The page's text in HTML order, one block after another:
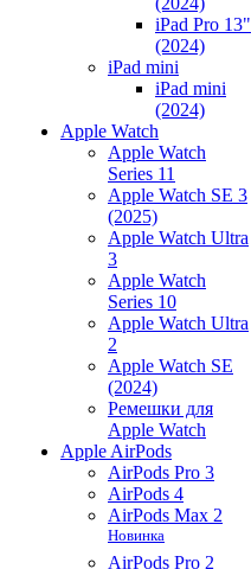
iPad Pro 13"
(2024)
iPad mini
iPad mini
(2024)
Apple Watch
Apple Watch
Series 11
Apple Watch SE 3
(2025)
Apple Watch Ultra
3
Apple Watch
Series 10
Apple Watch Ultra
2
Apple Watch SE
(2024)
Ремешки для
Apple Watch
Apple AirPods
AirPods Pro 3
AirPods 4
AirPods Max 2
Новинка
AirPods Pro 2